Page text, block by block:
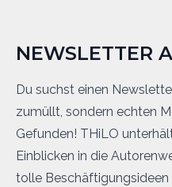
NEWSLETTER
Du suchst einen
zumüllt, sondern echten
Gefunden! THiLO
Einblicken in die
tolle Beschäftigungsideen